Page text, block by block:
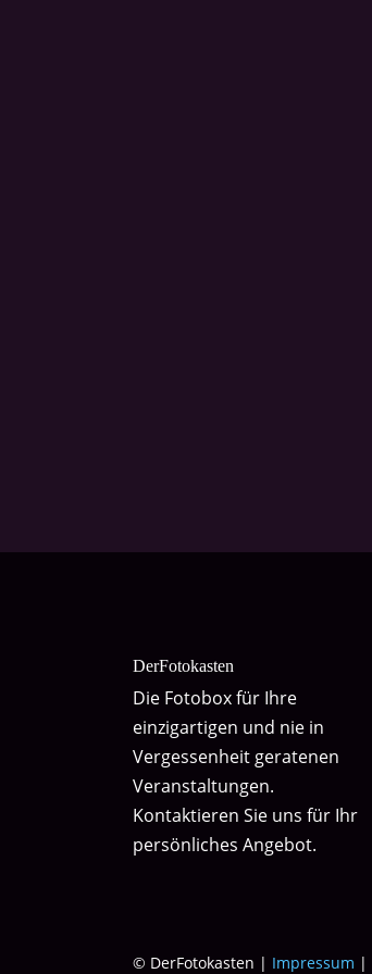
DerFotokasten
Die Fotobox für Ihre
einzigartigen und nie in
Vergessenheit geratenen
Veranstaltungen.
Kontaktieren Sie uns für Ihr
persönliches Angebot.
© DerFotokasten | Impressum |